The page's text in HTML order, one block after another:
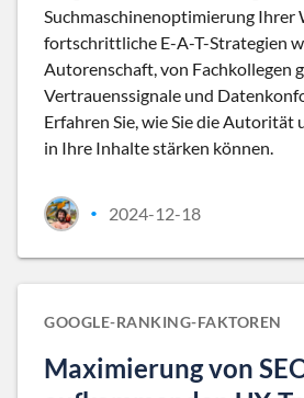
Suchmaschinenoptimierung Ihrer
fortschrittliche E-A-T-Strategien
Autorenschaft, von Fachkollegen
Vertrauenssignale und
Erfahren Sie, wie Sie die Autorität
in Ihre Inhalte stärken können.
• 2024-12-18
GOOGLE-RANKING-FAKTOREN
Maximierung von